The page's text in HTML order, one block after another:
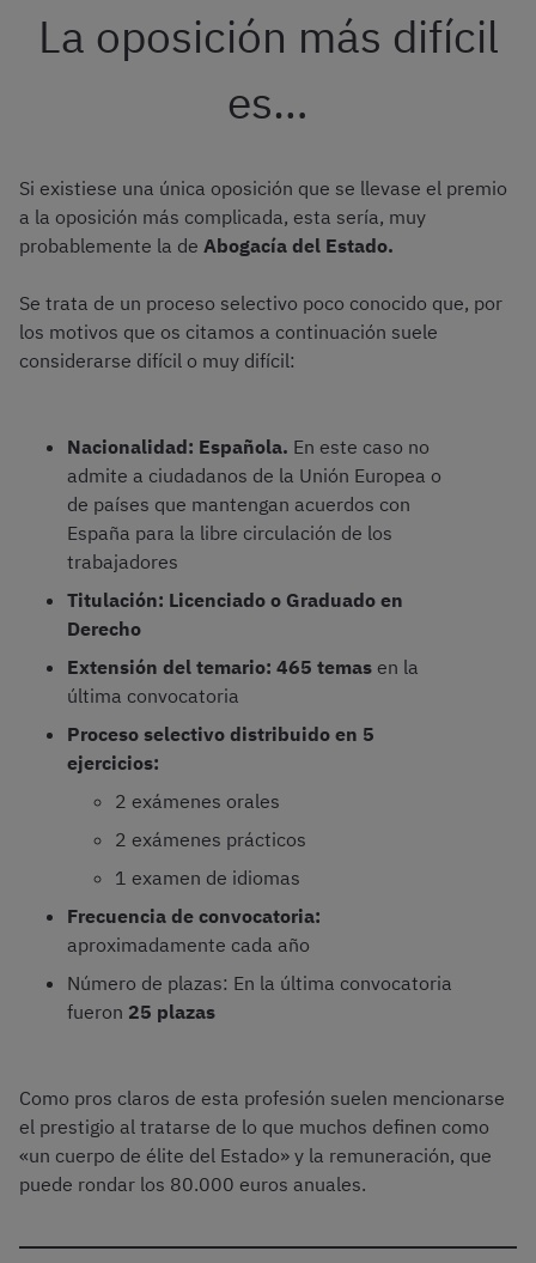
La oposición más difícil
es…
Si existiese una única oposición que se llevase el premio
a la oposición más complicada, esta sería, muy
probablemente la de Abogacía del Estado.
Se trata de un proceso selectivo poco conocido que, por
los motivos que os citamos a continuación suele
considerarse difícil o muy difícil:
Nacionalidad: Española. En este caso no
admite a ciudadanos de la Unión Europea o
de países que mantengan acuerdos con
España para la libre circulación de los
trabajadores
Titulación: Licenciado o Graduado en
Derecho
Extensión del temario: 465 temas en la
última convocatoria
Proceso selectivo distribuido en 5
ejercicios:
2 exámenes orales
2 exámenes prácticos
1 examen de idiomas
Frecuencia de convocatoria:
aproximadamente cada año
Número de plazas: En la última convocatoria
fueron 25 plazas
Como pros claros de esta profesión suelen mencionarse
el prestigio al tratarse de lo que muchos definen como
«un cuerpo de élite del Estado» y la remuneración, que
puede rondar los 80.000 euros anuales.